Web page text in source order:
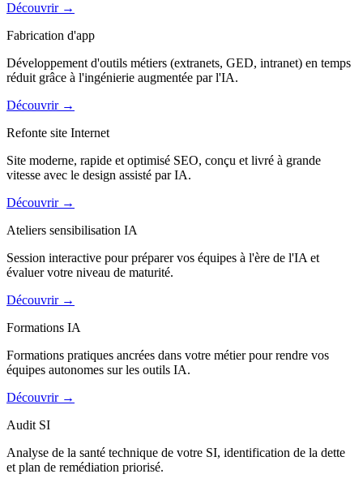
Découvrir →
Fabrication d'app
Développement d'outils métiers (extranets, GED, intranet) en temps
réduit grâce à l'ingénierie augmentée par l'IA.
Découvrir →
Refonte site Internet
Site moderne, rapide et optimisé SEO, conçu et livré à grande
vitesse avec le design assisté par IA.
Découvrir →
Ateliers sensibilisation IA
Session interactive pour préparer vos équipes à l'ère de l'IA et
évaluer votre niveau de maturité.
Découvrir →
Formations IA
Formations pratiques ancrées dans votre métier pour rendre vos
équipes autonomes sur les outils IA.
Découvrir →
Audit SI
Analyse de la santé technique de votre SI, identification de la dette
et plan de remédiation priorisé.